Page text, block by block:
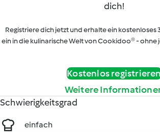
dich!
Registriere dich jetzt und erhalte ein kostenloses
ein in die kulinarische Welt von Cookidoo® - ohne
Kostenlos
Weitere
Schwierigkeitsgrad
einfach